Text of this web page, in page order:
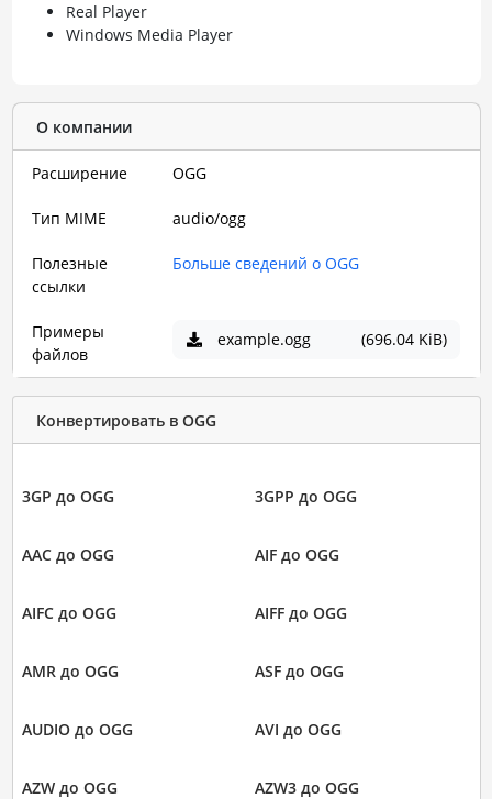
Real Player
Windows Media Player
О компании
Расширение OGG
Тип MIME audio/ogg
Полезные
ссылки
Больше сведений о OGG
Примеры
файлов
example.ogg (696.04 KiB)
Конвертировать в OGG
3GP до OGG 3GPP до OGG
AAC до OGG AIF до OGG
AIFC до OGG AIFF до OGG
AMR до OGG ASF до OGG
AUDIO до OGG AVI до OGG
AZW до OGG AZW3 до OGG